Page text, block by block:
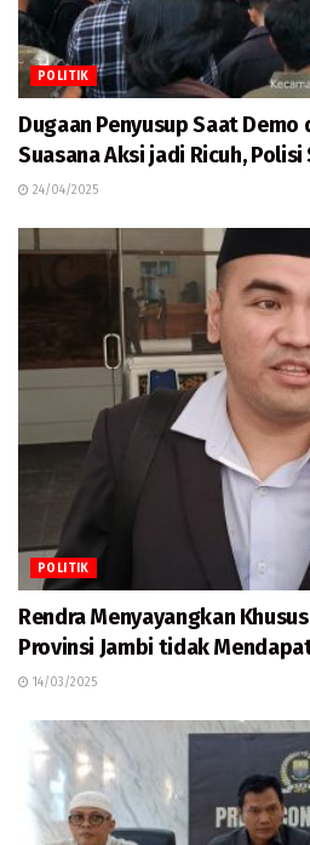
POLITIK
Dugaan Penyusup Saat Demo
Suasana Aksi jadi Ricuh,
24/04/2025
POLITIK
Rendra Menyayangkan
Provinsi Jambi tidak
14/03/2025